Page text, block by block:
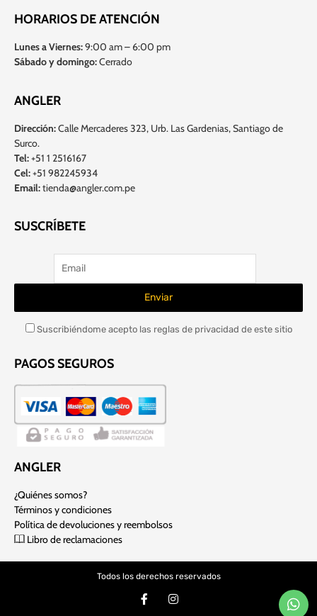
HORARIOS DE ATENCIÓN
Lunes a Viernes:9:00 am – 6:00 pm
Sábado y domingo:Cerrado
ANGLER
Dirección:Calle Mercaderes 323, Urb. Las Gardenias, Santiago de
Surco.
Tel:+51 1 2516167
Cel:+51 982245934
Email:tienda@angler.com.pe
SUSCRÍBETE
Suscribiéndome acepto las reglas de privacidad de este sitio
PAGOS SEGUROS
ANGLER
¿Quiénes somos?
Términos y condiciones
Política de devoluciones y reembolsos
Libro de reclamaciones
Todos los derechos reservados